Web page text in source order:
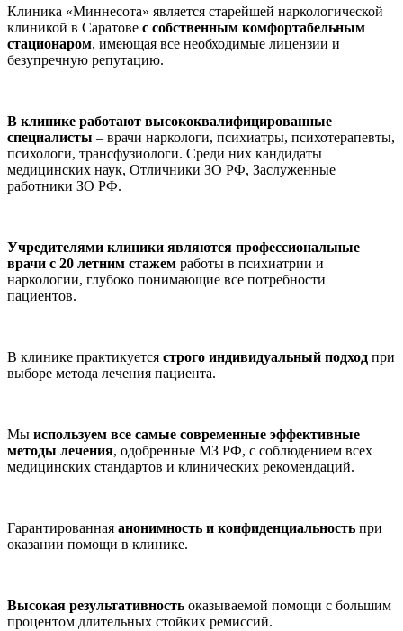
Клиника «Миннесота» является старейшей наркологической
клиникой в Саратове с собственным комфортабельным
стационаром, имеющая все необходимые лицензии и
безупречную репутацию.
В клинике работают высококвалифицированные
специалисты – врачи наркологи, психиатры, психотерапевты,
психологи, трансфузиологи. Среди них кандидаты
медицинских наук, Отличники ЗО РФ, Заслуженные
работники ЗО РФ.
Учредителями клиники являются профессиональные
врачи с 20 летним стажем работы в психиатрии и
наркологии, глубоко понимающие все потребности
пациентов.
В клинике практикуется строго индивидуальный подход при
выборе метода лечения пациента.
Мы используем все самые современные эффективные
методы лечения, одобренные МЗ РФ, с соблюдением всех
медицинских стандартов и клинических рекомендаций.
Гарантированная анонимность и конфиденциальность при
оказании помощи в клинике.
Высокая результативность оказываемой помощи с большим
процентом длительных стойких ремиссий.